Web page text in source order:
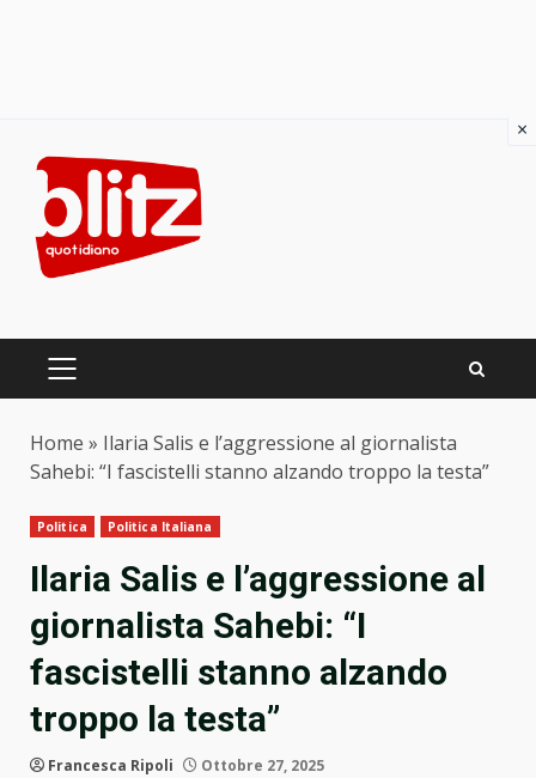
content
PRIMARY
Home » Ilaria Salis e l’aggressione al giornalista
Sahebi: “I fascistelli stanno alzando troppo la testa”
Politica Politica Italiana
Ilaria Salis e l’aggressione al
giornalista Sahebi: “I
fascistelli stanno alzando
troppo la testa”
Francesca Ripoli Ottobre 27, 2025
×